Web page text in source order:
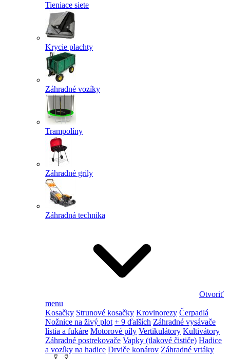
Tieniace siete
Krycie plachty
Záhradné vozíky
Trampolíny
Záhradné grily
Záhradná technika
Otvoriť
menu
Kosačky Strunové kosačky Krovinorezy Čerpadlá
Nožnice na živý plot + 9 ďalších Záhradné vysávače
lístia a fukáre Motorové píly Vertikulátory Kultivátory
Záhradné postrekovače Vapky (tlakové čističe) Hadice
a vozíky na hadice Drviče konárov Záhradné vrtáky